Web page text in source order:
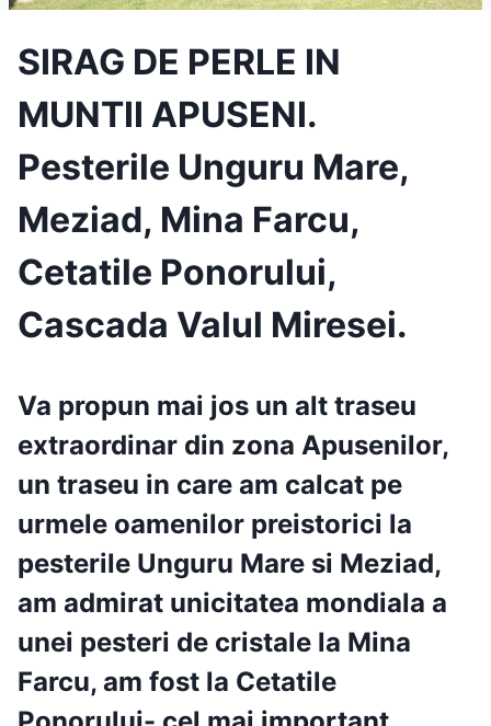
SIRAG DE PERLE IN
MUNTII APUSENI.
Pesterile Unguru Mare,
Meziad, Mina Farcu,
Cetatile Ponorului,
Cascada Valul Miresei.
Va propun mai jos un alt traseu
extraordinar din zona Apusenilor,
un traseu in care am calcat pe
urmele oamenilor preistorici la
pesterile Unguru Mare si Meziad,
am admirat unicitatea mondiala a
unei pesteri de cristale la Mina
Farcu, am fost la Cetatile